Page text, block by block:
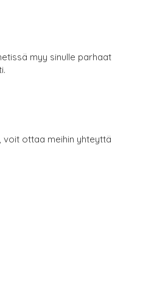
myy sinulle parhaat
voit ottaa meihin yhteyttä